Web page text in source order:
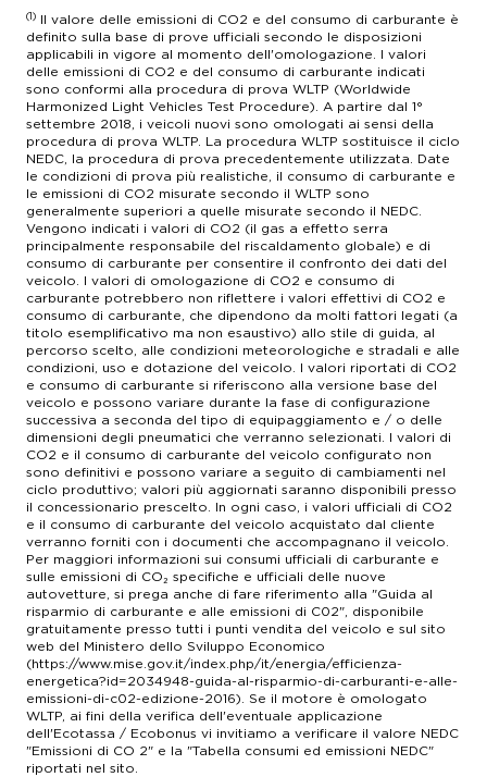
(1) Il valore delle emissioni di CO2 e del consumo di carburante è
definito sulla base di prove ufficiali secondo le disposizioni
applicabili in vigore al momento dell'omologazione. I valori
delle emissioni di CO2 e del consumo di carburante indicati
sono conformi alla procedura di prova WLTP (Worldwide
Harmonized Light Vehicles Test Procedure). A partire dal 1°
settembre 2018, i veicoli nuovi sono omologati ai sensi della
procedura di prova WLTP. La procedura WLTP sostituisce il ciclo
NEDC, la procedura di prova precedentemente utilizzata. Date
le condizioni di prova più realistiche, il consumo di carburante e
le emissioni di CO2 misurate secondo il WLTP sono
generalmente superiori a quelle misurate secondo il NEDC.
Vengono indicati i valori di CO2 (il gas a effetto serra
principalmente responsabile del riscaldamento globale) e di
consumo di carburante per consentire il confronto dei dati del
veicolo. I valori di omologazione di CO2 e consumo di
carburante potrebbero non riflettere i valori effettivi di CO2 e
consumo di carburante, che dipendono da molti fattori legati (a
titolo esemplificativo ma non esaustivo) allo stile di guida, al
percorso scelto, alle condizioni meteorologiche e stradali e alle
condizioni, uso e dotazione del veicolo. I valori riportati di CO2
e consumo di carburante si riferiscono alla versione base del
veicolo e possono variare durante la fase di configurazione
successiva a seconda del tipo di equipaggiamento e / o delle
dimensioni degli pneumatici che verranno selezionati. I valori di
CO2 e il consumo di carburante del veicolo configurato non
sono definitivi e possono variare a seguito di cambiamenti nel
ciclo produttivo; valori più aggiornati saranno disponibili presso
il concessionario prescelto. In ogni caso, i valori ufficiali di CO2
e il consumo di carburante del veicolo acquistato dal cliente
verranno forniti con i documenti che accompagnano il veicolo.
Per maggiori informazioni sui consumi ufficiali di carburante e
sulle emissioni di CO₂ specifiche e ufficiali delle nuove
autovetture, si prega anche di fare riferimento alla "Guida al
risparmio di carburante e alle emissioni di C02", disponibile
gratuitamente presso tutti i punti vendita del veicolo e sul sito
web del Ministero dello Sviluppo Economico
(https://www.mise.gov.it/index.php/it/energia/efficienza-
energetica?id=2034948-guida-al-risparmio-di-carburanti-e-alle-
emissioni-di-c02-edizione-2016). Se il motore è omologato
WLTP, ai fini della verifica dell'eventuale applicazione
dell'Ecotassa / Ecobonus vi invitiamo a verificare il valore NEDC
"Emissioni di CO 2" e la "Tabella consumi ed emissioni NEDC"
riportati nel sito.